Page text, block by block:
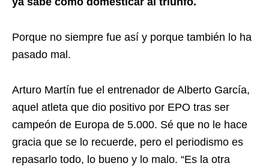
Porque no siempre fue así y porque también lo ha
pasado mal.
Arturo Martín fue el entrenador de Alberto García,
aquel atleta que dio positivo por EPO tras ser
campeón de Europa de 5.000. Sé que no le hace
gracia que se lo recuerde, pero el periodismo es
repasarlo todo, lo bueno y lo malo. “Es la otra